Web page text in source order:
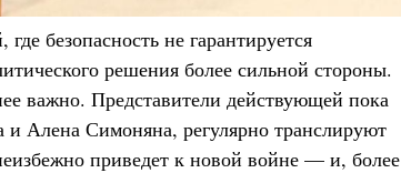
безопасность не гарантируется
решения более сильной стороны.
важно. Представители действующей пока
Алена Симоняна, регулярно транслируют
приведет к новой войне — и, более